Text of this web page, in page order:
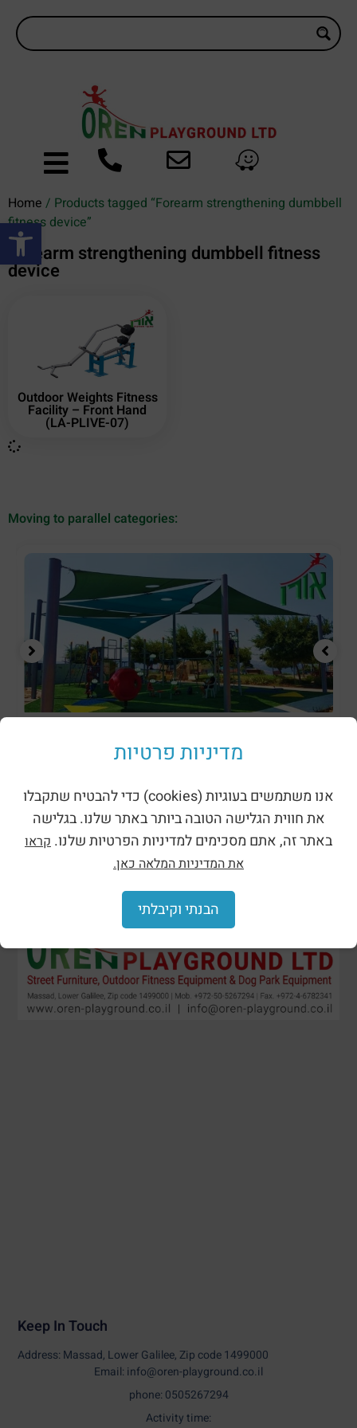
Open toolbar
Home / Products tagged “Forearm strengthening dumbbell
fitness device”
Forearm strengthening dumbbell fitness
device
Outdoor Weights Fitness
Facility – Front Hand
(LA-PLIVE-07)
Moving to parallel categories:
Keep In Touch
Address: Massad, Lower Galilee, Zip code 1499000
Email: info@oren-playground.co.il
phone: 0505267294
Activity time:
מדיניות פרטיות
אנו משתמשים בעוגיות (cookies) כדי להבטיח שתקבלו
את חווית הגלישה הטובה ביותר באתר שלנו. בגלישה
באתר זה, אתם מסכימים למדיניות הפרטיות שלנו. קראו
את המדיניות המלאה כאן.
הבנתי וקיבלתי